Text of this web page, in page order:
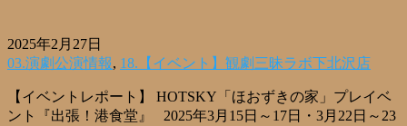
2025年2月27日
03.演劇公演情報, 18.【イベント】観劇三昧ラボ下北沢店
【イベントレポート】 HOTSKY「ほおずきの家」プレイベ
ント『出張！港食堂』 2025年3月15日～17日・3月22日～23